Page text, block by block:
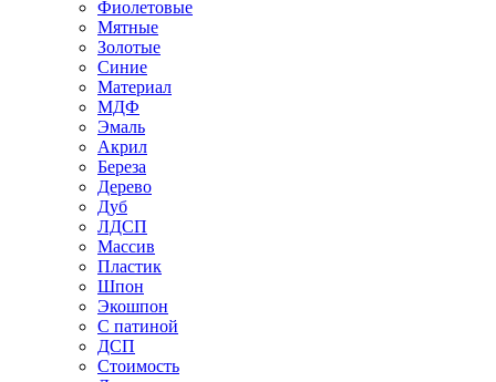
Фиолетовые
Мятные
Золотые
Синие
Материал
МДФ
Эмаль
Акрил
Береза
Дерево
Дуб
ЛДСП
Массив
Пластик
Шпон
Экошпон
С патиной
ДСП
Стоимость